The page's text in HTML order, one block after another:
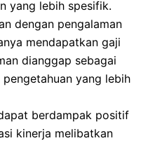
yang lebih spesifik.
dengan pengalaman
mendapatkan gaji
dianggap sebagai
yang lebih
berdampak positif
kinerja melibatkan